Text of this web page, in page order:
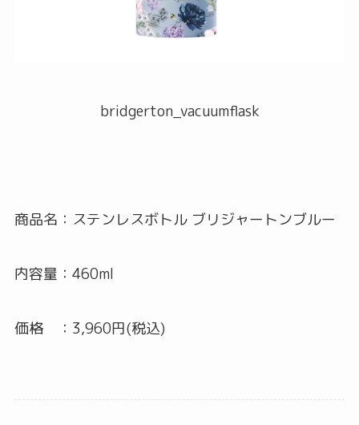
bridgerton_vacuumflask
商品名：ステンレスボトル ブリジャートンブルー
内容量：460ml
価格 ：3,960円(税込)